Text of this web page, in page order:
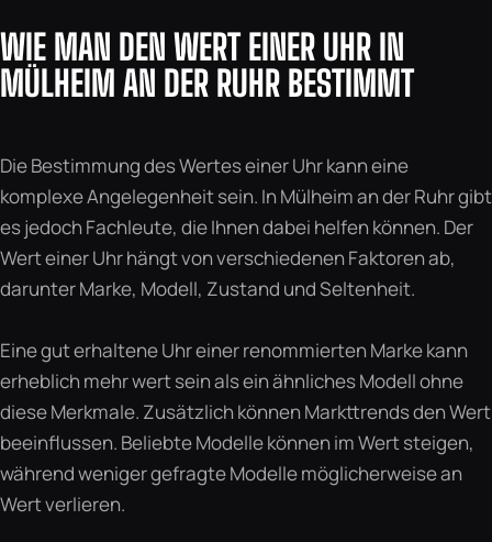
WIE MAN DEN WERT EINER UHR IN
MÜLHEIM AN DER RUHR BESTIMMT
Die Bestimmung des Wertes einer Uhr kann eine
komplexe Angelegenheit sein. In Mülheim an der Ruhr gibt
es jedoch Fachleute, die Ihnen dabei helfen können. Der
Wert einer Uhr hängt von verschiedenen Faktoren ab,
darunter Marke, Modell, Zustand und Seltenheit.
Eine gut erhaltene Uhr einer renommierten Marke kann
erheblich mehr wert sein als ein ähnliches Modell ohne
diese Merkmale. Zusätzlich können Markttrends den Wert
beeinflussen. Beliebte Modelle können im Wert steigen,
während weniger gefragte Modelle möglicherweise an
Wert verlieren.